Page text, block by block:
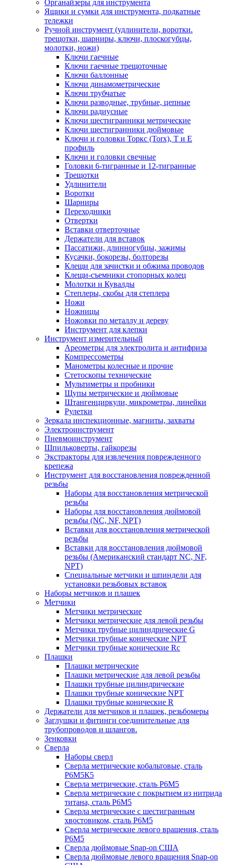
Органайзеры для инструмента
Ящики и сумки для инструмента, подкатные
тележки
Ручной инструмент (удлинители, воротки.
трещотки, шарниры, ключи, плоскогубцы,
молотки, ножи)
Ключи гаечные
Ключи гаечные трещоточные
Ключи баллонные
Ключи динамометрические
Ключи трубчатые
Ключи разводные, трубные, цепные
Ключи радиусные
Ключи шестигранники метрические
Ключи шестигранники дюймовые
Ключи и головки Торкс (Torx), Т и Е
профиль
Ключи и головки свечные
Головки 6-тигранные и 12-тигранные
Трещотки
Удлинители
Воротки
Шарниры
Переходники
Отвертки
Вставки отверточные
Держатели для вставок
Пассатижи, длинногубцы, зажимы
Кусачки, бокорезы, болторезы
Клещи для зачистки и обжима проводов
Клещи-съемники стопорных колец
Молотки и Кувалды
Степлеры, скобы для степлера
Ножи
Ножницы
Ножовки по металлу и дереву
Инструмент для клепки
Инструмент измерительный
Ареометры для электролита и антифриза
Компрессометры
Манометры колесные и прочие
Стетоскопы технические
Мультиметры и пробники
Щупы метрические и дюймовые
Штангенциркули, микрометры, линейки
Рулетки
Зеркала инспекционные, магниты, захваты
Электроинструмент
Пневмоинструмент
Шпильковерты, гайкорезы
Экстракторы для извлечения поврежденного
крепежа
Инструмент для восстановления поврежденной
резьбы
Наборы для восстановления метрической
резьбы
Наборы для восстановления дюймовой
резьбы (NC, NF, NPT)
Вставки для восстановления метрической
резьбы
Вставки для восстановления дюймовой
резьбы (Американский стандарт NC, NF,
NPT)
Специальные метчики и шпиндели для
установки резьбовых вставок
Наборы метчиков и плашек
Метчики
Метчики метрические
Метчики метрические для левой резьбы
Метчики трубные цилиндрические G
Метчики трубные конические NPT
Метчики трубные конические Rc
Плашки
Плашки метрические
Плашки метрические для левой резьбы
Плашки трубные цилиндрические
Плашки трубные конические NPT
Плашки трубные конические R
Держатели для метчиков и плашек, резьбомеры
Заглушки и фитинги соединительные для
трубопроводов и шлангов.
Зенковки
Сверла
Наборы сверл
Сверла метрические кобальтовые, сталь
Р6М5К5
Сверла метрические, сталь Р6М5
Сверла метрические с покрытием из нитрида
титана, сталь Р6М5
Сверла метрические с шестигранным
хвостовиком, сталь Р6М5
Сверла метрические левого вращения, сталь
Р6М5
Сверла дюймовые Snap-on США
Сверла дюймовые левого вращения Snap-on